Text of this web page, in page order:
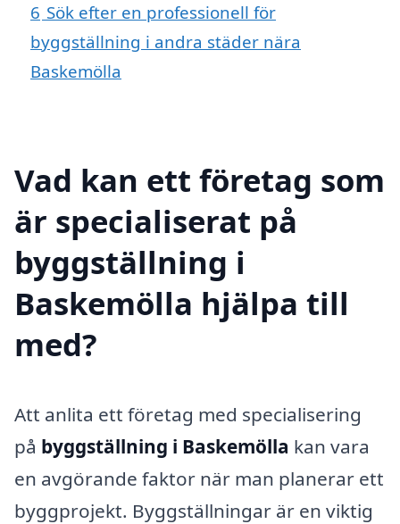
6 Sök efter en professionell för
byggställning i andra städer nära
Baskemölla
Vad kan ett företag som
är specialiserat på
byggställning i
Baskemölla hjälpa till
med?
Att anlita ett företag med specialisering
på byggställning i Baskemölla kan vara
en avgörande faktor när man planerar ett
byggprojekt. Byggställningar är en viktig